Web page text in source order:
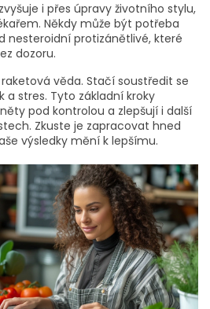
i přes úpravy životního stylu,
Někdy může být potřeba
nesteroidní protizánětlivé, které
dozoru.
raketová věda. Stačí soustředit se
a stres. Tyto základní kroky
pod kontrolou a zlepšují i další
Zkuste je zapracovat hned
výsledky mění k lepšímu.